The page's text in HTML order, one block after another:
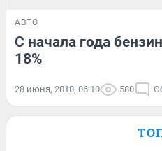
АВТО
С начала года
18%
28 июня, 2010, 06:10 580